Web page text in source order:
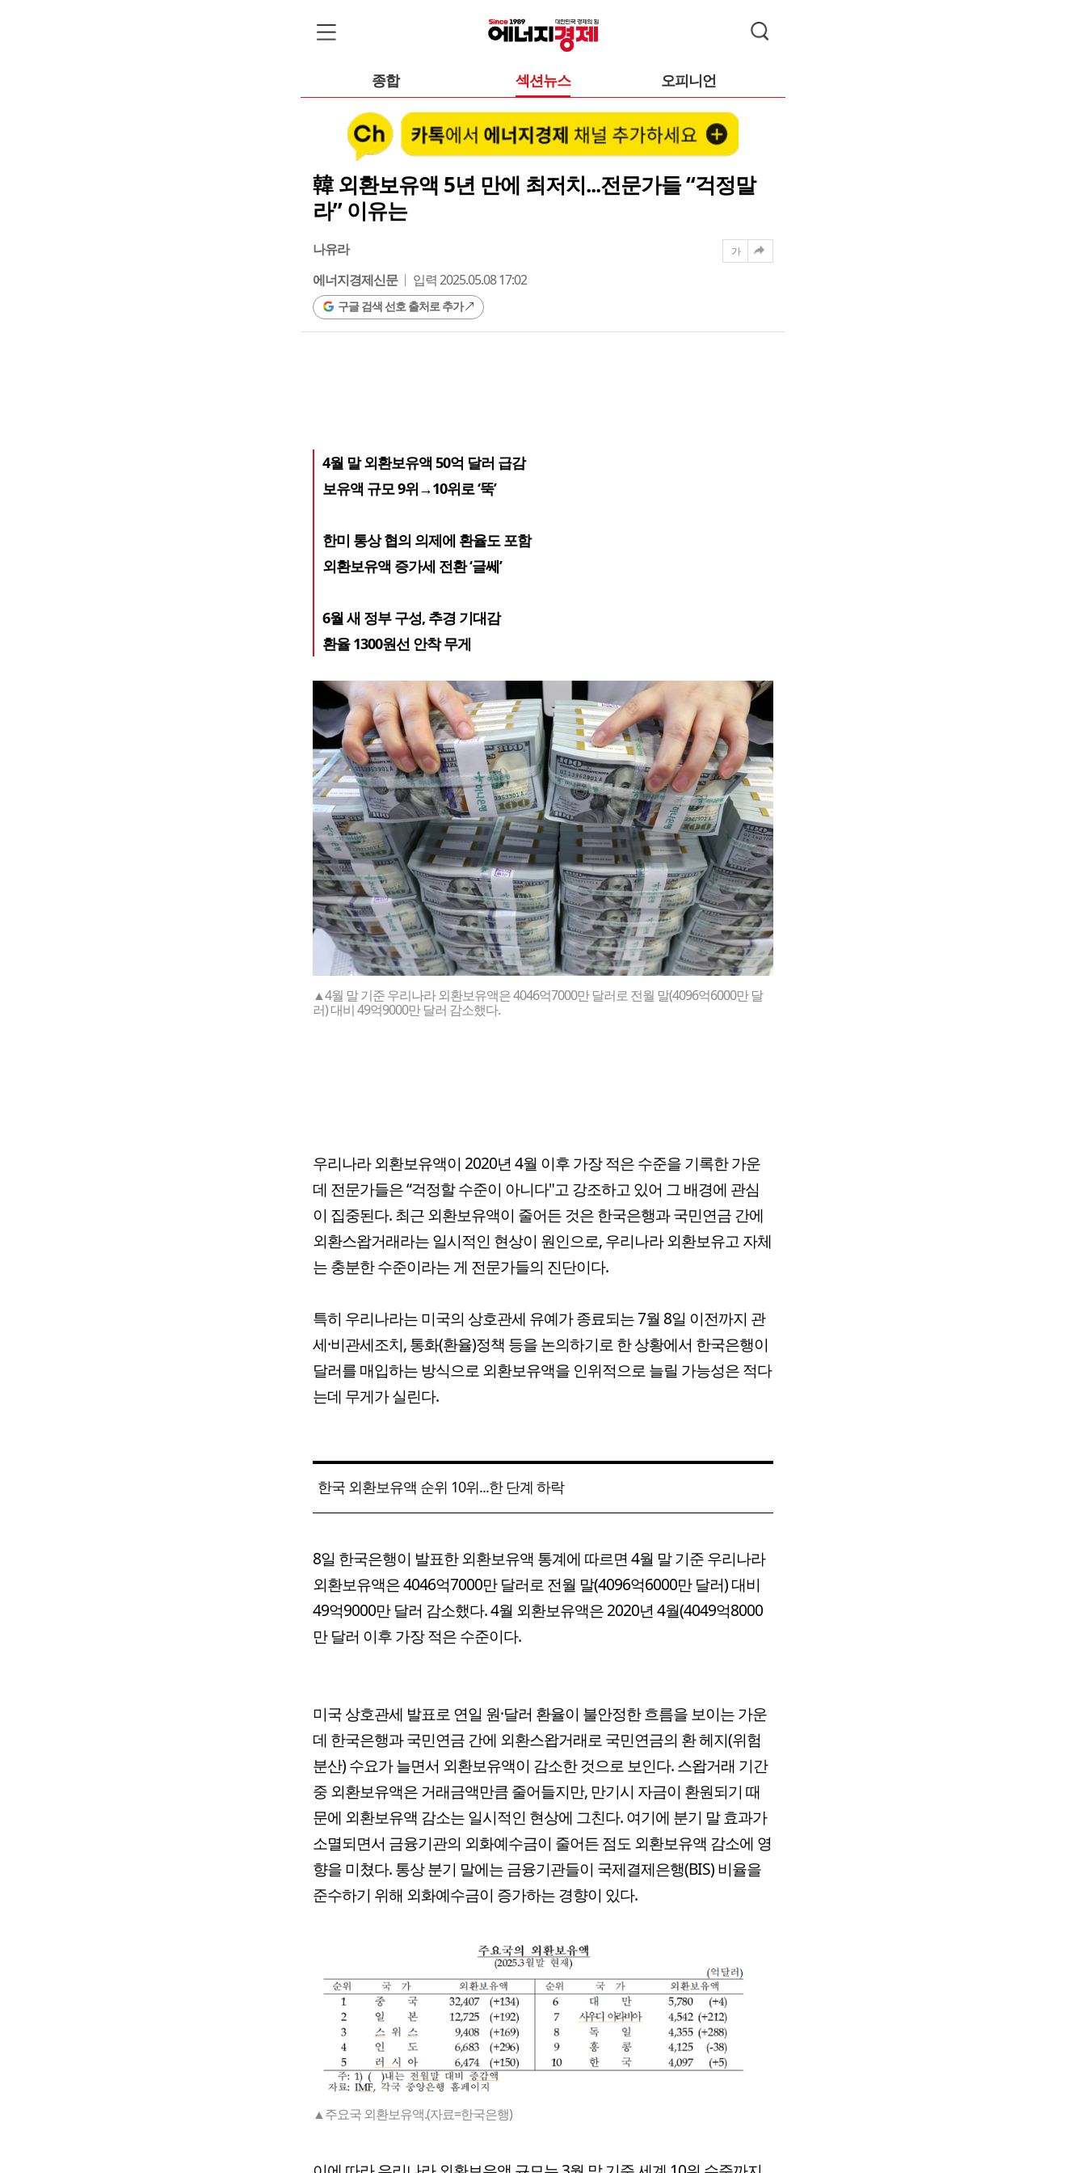
종합 섹션뉴스 오피니언
韓 외환보유액 5년 만에 최저치...전문가들 “걱정말
라” 이유는
나유라
에너지경제신문
입력 2025.05.08 17:02
구글 검색 선호 출처로 추가
가
4월 말 외환보유액 50억 달러 급감
보유액 규모 9위→10위로 ‘뚝’
한미 통상 협의 의제에 환율도 포함
외환보유액 증가세 전환 ‘글쎄’
6월 새 정부 구성, 추경 기대감
환율 1300원선 안착 무게
▲4월 말 기준 우리나라 외환보유액은 4046억7000만 달러로 전월 말(4096억6000만 달
러) 대비 49억9000만 달러 감소했다.
우리나라 외환보유액이 2020년 4월 이후 가장 적은 수준을 기록한 가운
데 전문가들은 “걱정할 수준이 아니다"고 강조하고 있어 그 배경에 관심
이 집중된다. 최근 외환보유액이 줄어든 것은 한국은행과 국민연금 간에
외환스왑거래라는 일시적인 현상이 원인으로, 우리나라 외환보유고 자체
는 충분한 수준이라는 게 전문가들의 진단이다.
특히 우리나라는 미국의 상호관세 유예가 종료되는 7월 8일 이전까지 관
세·비관세조치, 통화(환율)정책 등을 논의하기로 한 상황에서 한국은행이
달러를 매입하는 방식으로 외환보유액을 인위적으로 늘릴 가능성은 적다
는데 무게가 실린다.
한국 외환보유액 순위 10위...한 단계 하락
8일 한국은행이 발표한 외환보유액 통계에 따르면 4월 말 기준 우리나라
외환보유액은 4046억7000만 달러로 전월 말(4096억6000만 달러) 대비
49억9000만 달러 감소했다. 4월 외환보유액은 2020년 4월(4049억8000
만 달러 이후 가장 적은 수준이다.
미국 상호관세 발표로 연일 원·달러 환율이 불안정한 흐름을 보이는 가운
데 한국은행과 국민연금 간에 외환스왑거래로 국민연금의 환 헤지(위험
분산) 수요가 늘면서 외환보유액이 감소한 것으로 보인다. 스왑거래 기간
중 외환보유액은 거래금액만큼 줄어들지만, 만기시 자금이 환원되기 때
문에 외환보유액 감소는 일시적인 현상에 그친다. 여기에 분기 말 효과가
소멸되면서 금융기관의 외화예수금이 줄어든 점도 외환보유액 감소에 영
향을 미쳤다. 통상 분기 말에는 금융기관들이 국제결제은행(BIS) 비율을
준수하기 위해 외화예수금이 증가하는 경향이 있다.
▲주요국 외환보유액.(자료=한국은행)